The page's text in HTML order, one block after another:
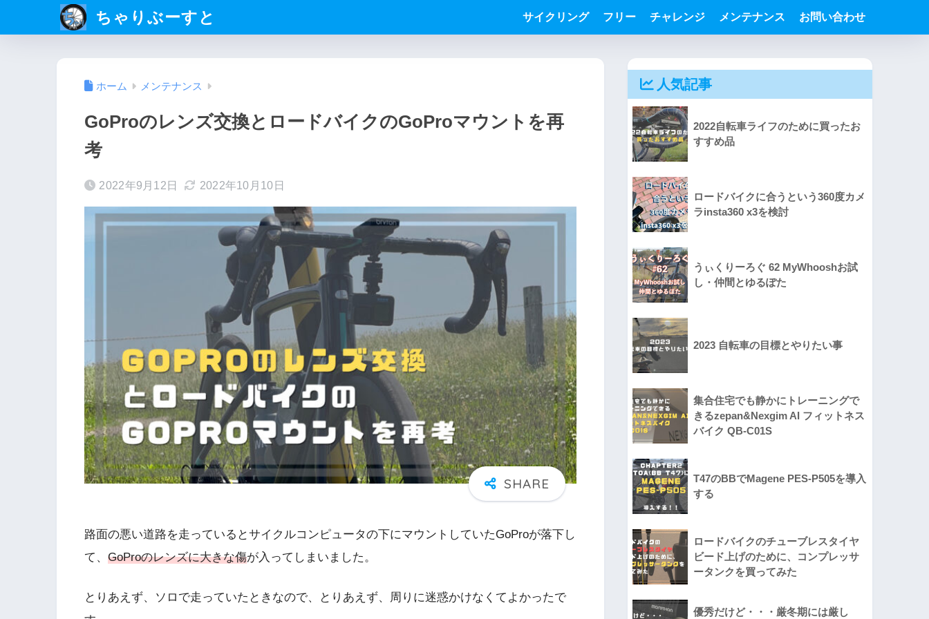
ちゃりぶーすと サイクリング フリー チャレンジ メンテナンス お問い合わせ
ホーム メンテナンス
GoProのレンズ交換とロードバイクのGoProマウントを再
考
2022年9月12日 2022年10月10日
路面の悪い道路を走っているとサイクルコンピュータの下にマウントしていたGoProが落下し
て、 GoProのレンズに大きな傷が入ってしまいました。
とりあえず、ソロで走っていたときなので、とりあえず、周りに迷惑かけなくてよかったで
人気記事
2022自転車ライフのために買ったお
すすめ品
ロードバイクに合うという360度カメ
ラinsta360 x3を検討
うぃくりーろぐ 62 MyWhooshお試
し・仲間とゆるぽた
2023 自転車の目標とやりたい事
集合住宅でも静かにトレーニングで
きるzepan&Nexgim AI フィットネス
バイク QB-C01S
T47のBBでMagene PES-P505を導入
する
ロードバイクのチューブレスタイヤ
ビード上げのために、コンプレッサ
ータンクを買ってみた
優秀だけど・・・厳冬期には厳し